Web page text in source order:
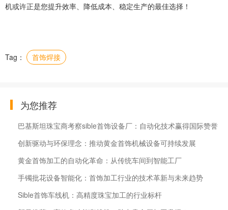
机或许正是您提升效率、降低成本、稳定生产的最佳选择！
Tag： 首饰焊接
为您推荐
巴基斯坦珠宝商考察sible首饰设备厂：自动化技术赢得国际赞誉
创新驱动与环保理念：推动黄金首饰机械设备可持续发展
黄金首饰加工的自动化革命：从传统车间到智能工厂
手镯批花设备智能化：首饰加工行业的技术革新与未来趋势
Sible首饰车线机：高精度珠宝加工的行业标杆